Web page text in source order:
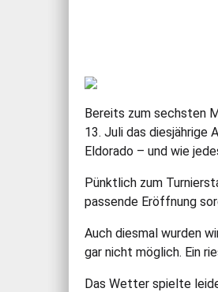
Bereits zum sechsten
13. Juli das diesjährige
Eldorado – und wie
Pünktlich zum
passende Eröffnung
Auch diesmal wurden
gar nicht möglich. Ein
Das Wetter spielte